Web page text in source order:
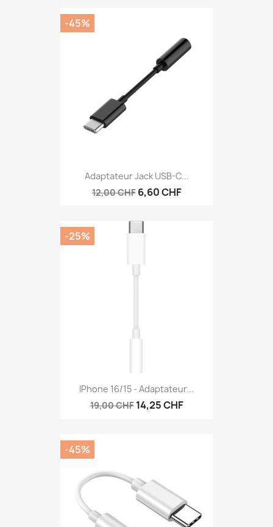
Adaptateur Jack USB-C...
12,00 CHF 6,60 CHF
-45%
IPhone 16/15 - Adaptateur...
19,00 CHF 14,25 CHF
-25%
-45%